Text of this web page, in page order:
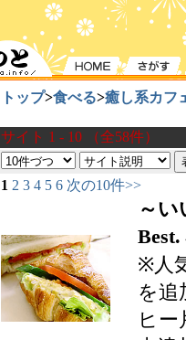
トップ>食べる>癒し系カフ
サイト 1 - 10 （全58件）
1 2 3 4 5 6 次の10件>>
～
Best.
※人
を
ヒ